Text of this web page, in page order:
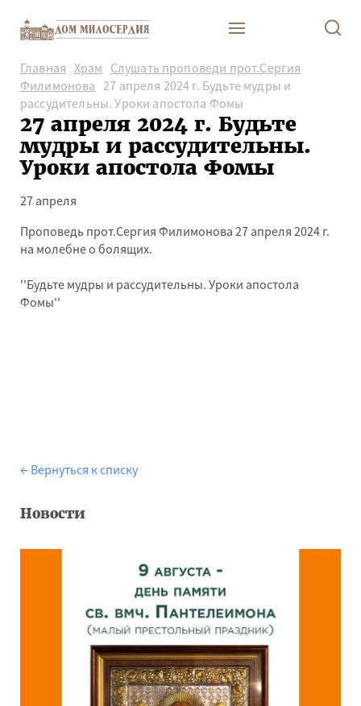
Главная Храм Слушать проповеди прот.Сергия
Филимонова 27 апреля 2024 г. Будьте мудры и
рассудительны. Уроки апостола Фомы
27 апреля 2024 г. Будьте
мудры и рассудительны.
Уроки апостола Фомы
27 апреля
Проповедь прот.Сергия Филимонова 27 апреля 2024 г.
на молебне о болящих.
''Будьте мудры и рассудительны. Уроки апостола
Фомы''
← Вернуться к списку
Новости